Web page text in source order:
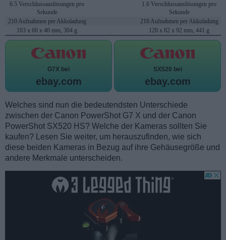
6.5 Verschlussauslösungen pro
Sekunde
1.6 Verschlussauslösungen pro
Sekunde
210 Aufnahmen per Akkuladung
210 Aufnahmen per Akkuladung
103 x 60 x 40 mm, 304 g
120 x 82 x 92 mm, 441 g
G7X bei
ebay.com
SX520 bei
ebay.com
Welches sind nun die bedeutendsten Unterschiede
zwischen der Canon PowerShot G7 X und der Canon
PowerShot SX520 HS? Welche der Kameras sollten Sie
kaufen? Lesen Sie weiter, um herauszufinden, wie sich
diese beiden Kameras in Bezug auf ihre Gehäusegröße und
andere Merkmale unterscheiden.